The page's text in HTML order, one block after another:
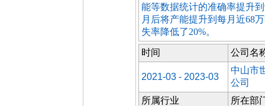
能等数据统计的准确率提升
月后将产能提升到每月近68
失率降低了20%。
时间 公司名
2021-03 - 2023-03
中山市
公司
所属行业
所在部